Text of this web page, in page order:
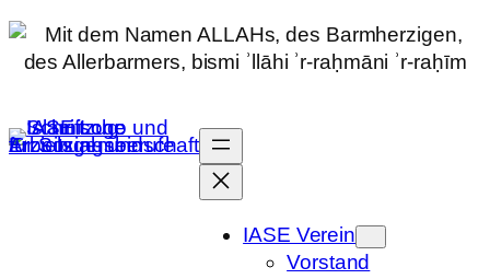
Zum
Inhalt
IASE Verein
Vorstand